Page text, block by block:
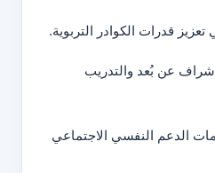
قدرات الكوادر التربوية.
عن بُعد والتدريب
الدعم النفسي الاجتماعي